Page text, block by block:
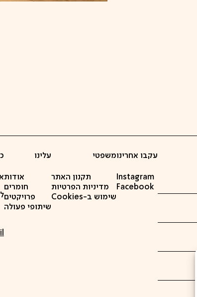
עקבו אחרינו
Instagram
Facebook
משפטי
תקנון האתר
מדיניות הפרטיות
שימוש ב-Cookies
עלינו
אודות
חומרים
פרויקטים
שיתופי פעולה